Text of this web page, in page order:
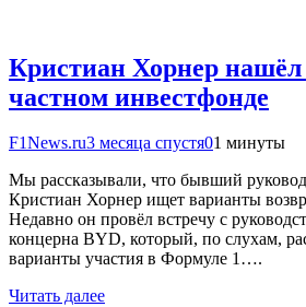
Кристиан Хорнер нашёл
частном инвестфонде
F1News.ru3 месяца спустя01 минуты
Мы рассказывали, что бывший
Кристиан Хорнер ищет варианты
Недавно он провёл встречу с
концерна BYD, который, по слухам,
варианты участия в Формуле 1….
Читать далее